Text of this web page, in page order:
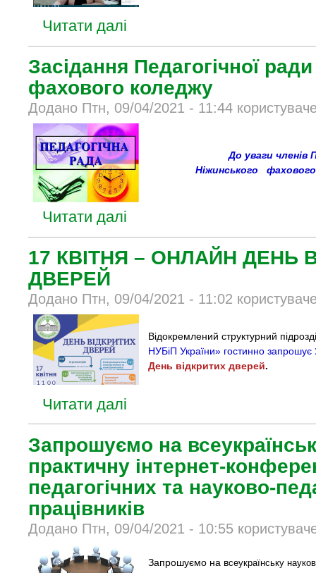
Читати далі
Засідання Педагогічної
фахового коледжу
Додано Птн, 09/04/2021 - 11:44
До уваги членів
Ніжинського
Читати далі
17 КВІТНЯ – ОНЛАЙН ДЕНЬ
ДВЕРЕЙ
Додано Птн, 09/04/2021 - 11:02
Відокремлений структурний
НУБіП України» гостинно запрошує
День відкритих дверей.
Читати далі
Запрошуємо на
практичну інтернет-
педагогічних та науково-
працівників
Додано Птн, 09/04/2021 - 10:55
Запрошуємо на всеукраїнську